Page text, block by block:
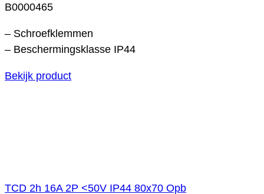
B0000465
– Schroefklemmen
– Beschermingsklasse IP44
Bekijk product
TCD 2h 16A 2P <50V IP44 80x70 Opb